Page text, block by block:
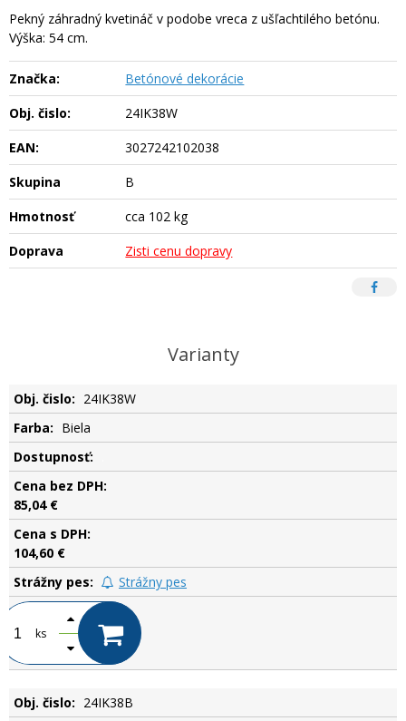
Pekný záhradný kvetináč v podobe vreca z ušľachtilého betónu.
Výška: 54 cm.
Značka:
Betónové dekorácie
Obj. čislo:
24IK38W
EAN:
3027242102038
Skupina
B
Hmotnosť
cca 102 kg
Doprava
Zisti cenu dopravy
Varianty
24IK38W
Biela
85,04 €
104,60 €
Strážny pes
ks
24IK38B